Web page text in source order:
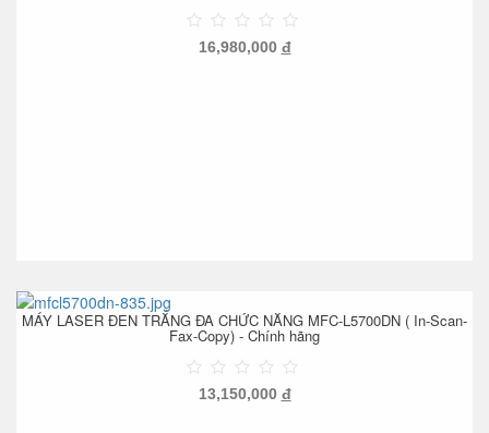
16,980,000 đ
MÁY LASER ĐEN TRẮNG ĐA CHỨC NĂNG MFC-L5700DN ( In-Scan-
Fax-Copy) - Chính hãng
13,150,000 đ